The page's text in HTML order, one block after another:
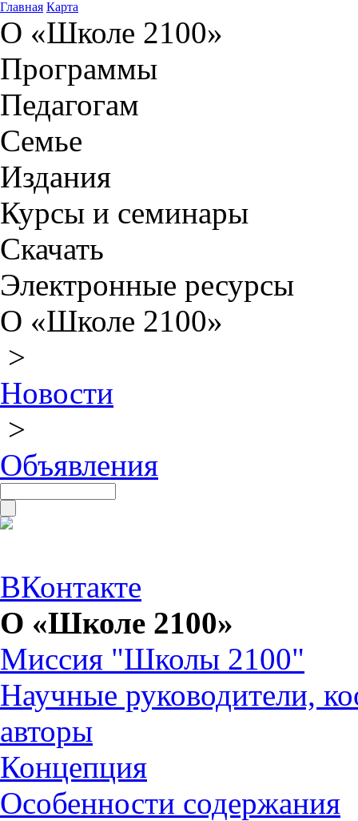
Главная Карта
О «Школе 2100»
Программы
Педагогам
Семье
Издания
Курсы и семинары
Скачать
Электронные ресурсы
О «Школе 2100»
>
Новости
>
Объявления
ВКонтакте
О «Школе 2100»
Миссия "Школы 2100"
Научные руководители,
авторы
Концепция
Особенности содержания